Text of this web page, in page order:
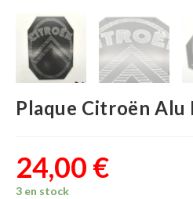
Plaque Citroën Alu
24,00 €
3 en stock